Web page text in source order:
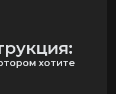
хотите